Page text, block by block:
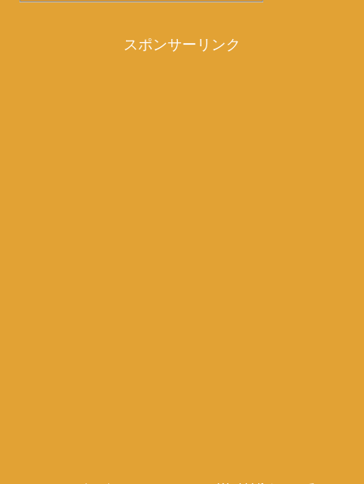
スポンサーリンク